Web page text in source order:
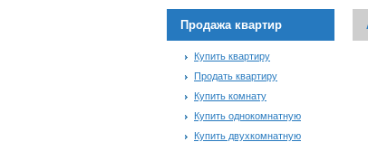
Продажа квартир
Купить квартиру
Продать квартиру
Купить комнату
Купить однокомнатную
Купить двухкомнатную